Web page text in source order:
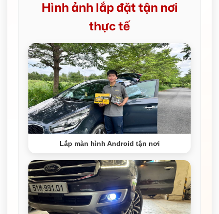
Hình ảnh lắp đặt tận nơi
thực tế
Lắp màn hình Android tận nơi